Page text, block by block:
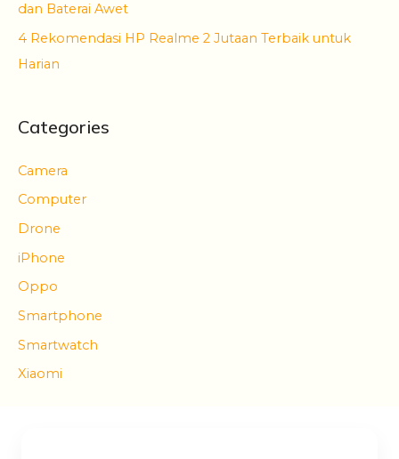
dan Baterai Awet
4 Rekomendasi HP Realme 2 Jutaan Terbaik untuk
Harian
Categories
Camera
Computer
Drone
iPhone
Oppo
Smartphone
Smartwatch
Xiaomi